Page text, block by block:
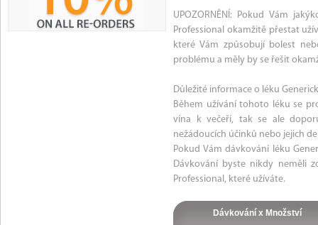
UPOZORNĚNÍ: Pokud Vám
Professional okamžitě přestat
které Vám způsobují bolest
problému a měly by se řešit
Důležité informace o léku
Během užívání tohoto léku se
vína k večeři, tak se ale
nežádoucích účinků nebo jejich
Pokud Vám dávkování léku
Dávkování byste nikdy neměli
Professional, které užíváte.
Dávkování x Množství